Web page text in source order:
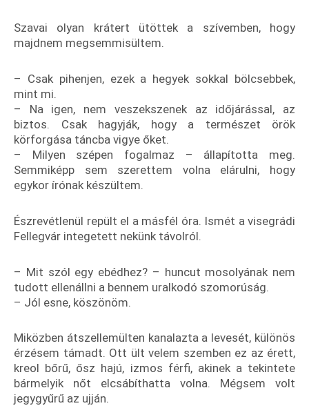
Szavai olyan krátert ütöttek a szívemben, hogy
majdnem megsemmisültem.
– Csak pihenjen, ezek a hegyek sokkal bölcsebbek,
mint mi.
– Na igen, nem veszekszenek az időjárással, az
biztos. Csak hagyják, hogy a természet örök
körforgása táncba vigye őket.
– Milyen szépen fogalmaz – állapította meg.
Semmiképp sem szerettem volna elárulni, hogy
egykor írónak készültem.
Észrevétlenül repült el a másfél óra. Ismét a visegrádi
Fellegvár integetett nekünk távolról.
– Mit szól egy ebédhez? – huncut mosolyának nem
tudott ellenállni a bennem uralkodó szomorúság.
– Jól esne, köszönöm.
Miközben átszellemülten kanalazta a levesét, különös
érzésem támadt. Ott ült velem szemben ez az érett,
kreol bőrű, ősz hajú, izmos férfi, akinek a tekintete
bármelyik nőt elcsábíthatta volna. Mégsem volt
jegygyűrű az ujján.